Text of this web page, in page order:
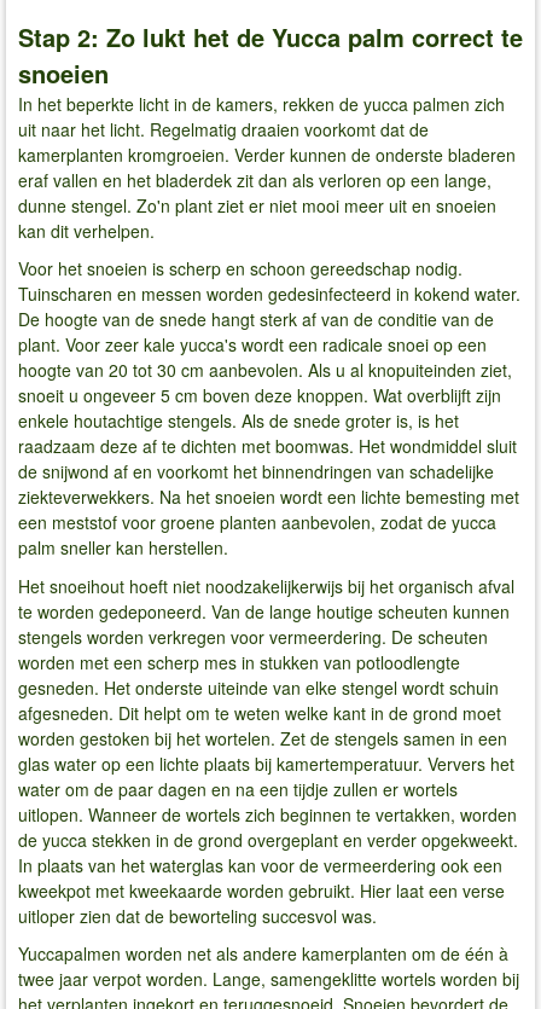
Stap 2: Zo lukt het de Yucca palm correct te
snoeien
In het beperkte licht in de kamers, rekken de yucca palmen zich
uit naar het licht. Regelmatig draaien voorkomt dat de
kamerplanten kromgroeien. Verder kunnen de onderste bladeren
eraf vallen en het bladerdek zit dan als verloren op een lange,
dunne stengel. Zo'n plant ziet er niet mooi meer uit en snoeien
kan dit verhelpen.
Voor het snoeien is scherp en schoon gereedschap nodig.
Tuinscharen en messen worden gedesinfecteerd in kokend water.
De hoogte van de snede hangt sterk af van de conditie van de
plant. Voor zeer kale yucca's wordt een radicale snoei op een
hoogte van 20 tot 30 cm aanbevolen. Als u al knopuiteinden ziet,
snoeit u ongeveer 5 cm boven deze knoppen. Wat overblijft zijn
enkele houtachtige stengels. Als de snede groter is, is het
raadzaam deze af te dichten met boomwas. Het wondmiddel sluit
de snijwond af en voorkomt het binnendringen van schadelijke
ziekteverwekkers. Na het snoeien wordt een lichte bemesting met
een meststof voor groene planten aanbevolen, zodat de yucca
palm sneller kan herstellen.
Het snoeihout hoeft niet noodzakelijkerwijs bij het organisch afval
te worden gedeponeerd. Van de lange houtige scheuten kunnen
stengels worden verkregen voor vermeerdering. De scheuten
worden met een scherp mes in stukken van potloodlengte
gesneden. Het onderste uiteinde van elke stengel wordt schuin
afgesneden. Dit helpt om te weten welke kant in de grond moet
worden gestoken bij het wortelen. Zet de stengels samen in een
glas water op een lichte plaats bij kamertemperatuur. Ververs het
water om de paar dagen en na een tijdje zullen er wortels
uitlopen. Wanneer de wortels zich beginnen te vertakken, worden
de yucca stekken in de grond overgeplant en verder opgekweekt.
In plaats van het waterglas kan voor de vermeerdering ook een
kweekpot met kweekaarde worden gebruikt. Hier laat een verse
uitloper zien dat de beworteling succesvol was.
Yuccapalmen worden net als andere kamerplanten om de één à
twee jaar verpot worden. Lange, samengeklitte wortels worden bij